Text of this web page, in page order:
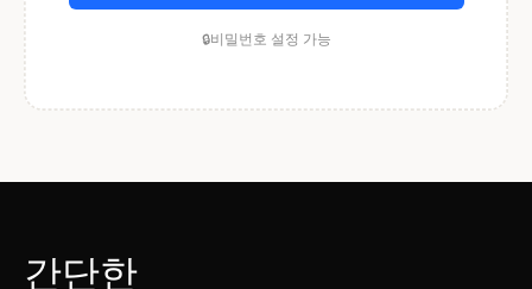
비밀번호 설정 가능
간단한